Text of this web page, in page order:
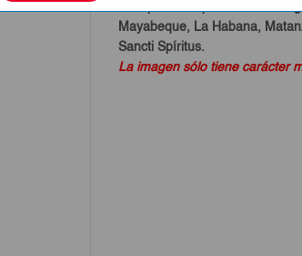
Este producto puede ser
Mayabeque, La Habana,
Sancti Spíritus.
La imagen sólo tiene carácter